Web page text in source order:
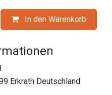
In den Warenkorb
Erkrath Deutschland